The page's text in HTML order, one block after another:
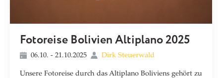
Fotoreise Bolivien Altiplano 2025
06.10. - 21.10.2025 Dirk Steuerwald
Unsere Fotoreise durch das Altiplano Boliviens gehört zu